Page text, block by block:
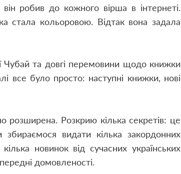
робив до кожного вірша в інтернеті.
стала кольоровою. Відтак вона задала
Чубай та довгі перемовини щодо книжки
все було просто: наступні книжки, нові
розширена. Розкрию кілька секретів: це
видати кілька закордонних
новинок від сучасних українських
домовленості.